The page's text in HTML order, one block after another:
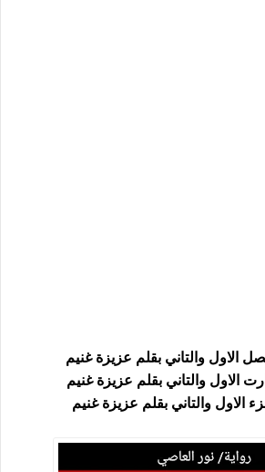
الاول والتاني بقلم عزيزة غنيم
الاول والتاني بقلم عزيزة غنيم
الاول والتاني بقلم عزيزة غنيم